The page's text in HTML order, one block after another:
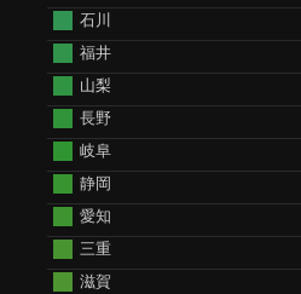
石川
福井
山梨
長野
岐阜
静岡
愛知
三重
滋賀